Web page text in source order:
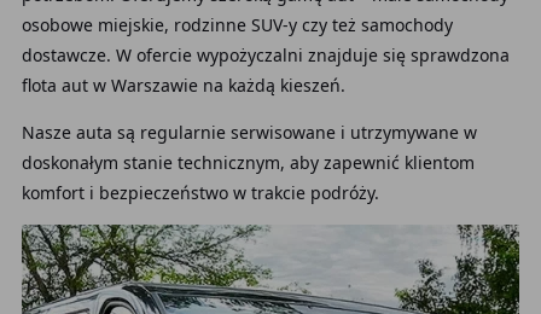
osobowe miejskie, rodzinne SUV-y czy też samochody
dostawcze. W ofercie wypożyczalni znajduje się sprawdzona
flota aut w Warszawie na każdą kieszeń.
Nasze auta są regularnie serwisowane i utrzymywane w
doskonałym stanie technicznym, aby zapewnić klientom
komfort i bezpieczeństwo w trakcie podróży.